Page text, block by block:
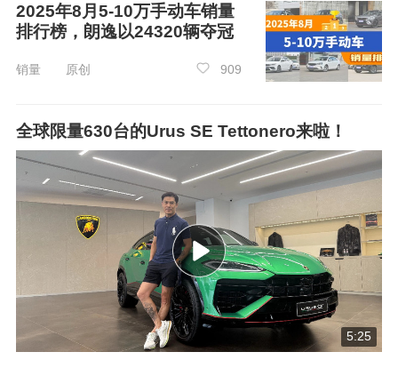
2025年8月5-10万手动车销量
排行榜，朗逸以24320辆夺冠
销量 原创 909
全球限量630台的Urus SE Tettonero来啦！
5:25